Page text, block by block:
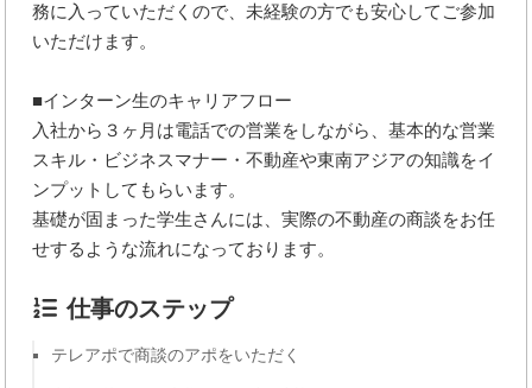
務に入っていただくので、未経験の方でも安心してご参加
いただけます。
■インターン生のキャリアフロー
入社から３ヶ月は電話での営業をしながら、基本的な営業
スキル・ビジネスマナー・不動産や東南アジアの知識をイ
ンプットしてもらいます。
基礎が固まった学生さんには、実際の不動産の商談をお任
せするような流れになっております。
仕事のステップ
テレアポで商談のアポをいただく